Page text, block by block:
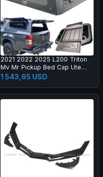
2021 2022 2025 L200 Triton
Mv Mr Pickup Bed Cap Ute
Hardtop Topper Aluminium
Camper Shell Truck Canopy
1 543,65 USD